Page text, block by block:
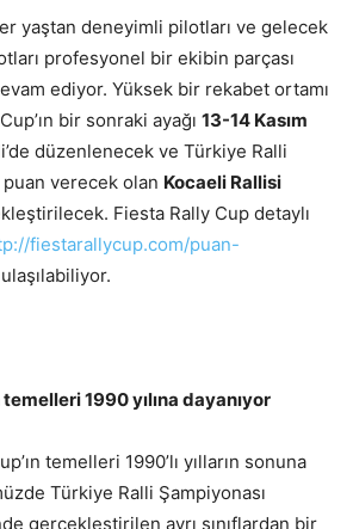
yaştan deneyimli pilotları ve gelecek
profesyonel bir ekibin parçası
ediyor. Yüksek bir rekabet ortamı
bir sonraki ayağı 13-14 Kasım
düzenlenecek ve Türkiye Ralli
puan verecek olan Kocaeli Rallisi
Fiesta Rally Cup detaylı
fiestarallycup.com/puan-
temelleri 1990 yılına dayanıyor
temelleri 1990’lı yılların sonuna
Türkiye Ralli Şampiyonası
gerçekleştirilen ayrı sınıflardan bir